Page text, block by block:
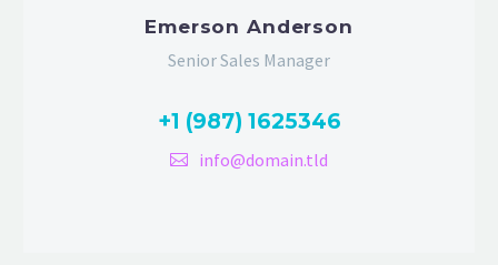
Emerson Anderson
Senior Sales Manager
+1 (987) 1625346
info@domain.tld